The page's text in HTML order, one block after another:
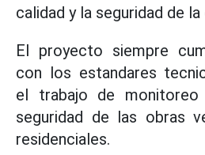
calidad y la seguridad de
El proyecto siempre
con los estandares
el trabajo de monitoreo
seguridad de las obras
residenciales.